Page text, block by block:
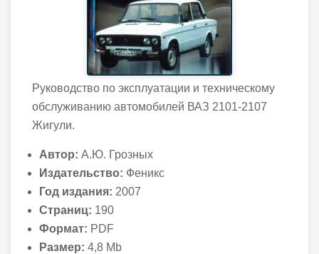
Руководство по эксплуатации и техническому
обслуживанию автомобилей ВАЗ 2101-2107
Жигули.
Автор: А.Ю. Грозных
Издательство: Феникс
Год издания: 2007
Страниц: 190
Формат: PDF
Размер: 4,8 Mb